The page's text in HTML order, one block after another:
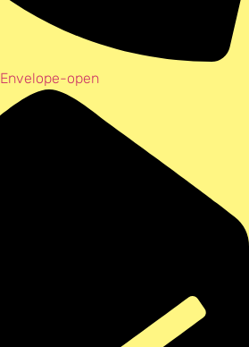
Envelope-open